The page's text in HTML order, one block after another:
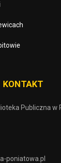
KONTAKT
Publiczna w
poniatowa.pl